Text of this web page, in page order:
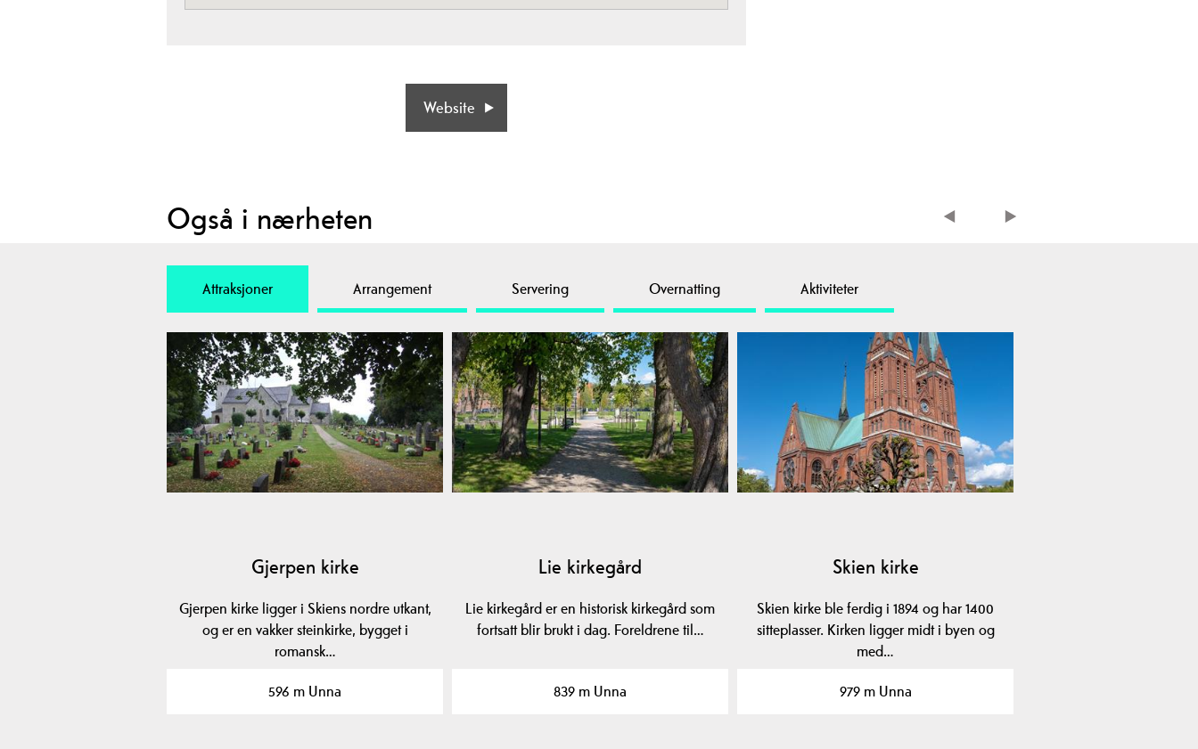
Website
Også i nærheten
Attraksjoner Arrangement Servering Overnatting Aktiviteter
Gjerpen kirke
Gjerpen kirke ligger i Skiens nordre utkant,
og er en vakker steinkirke, bygget i
romansk…
596 m Unna
Lie kirkegård
Lie kirkegård er en historisk kirkegård som
fortsatt blir brukt i dag. Foreldrene til…
839 m Unna
Skien kirke
Skien kirke ble ferdig i 1894 og har 1400
sitteplasser. Kirken ligger midt i byen og
med…
979 m Unna